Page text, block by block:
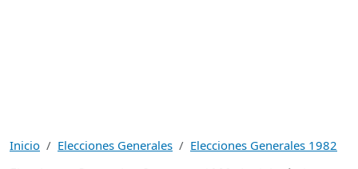
Inicio Elecciones Generales Elecciones Generales 1982